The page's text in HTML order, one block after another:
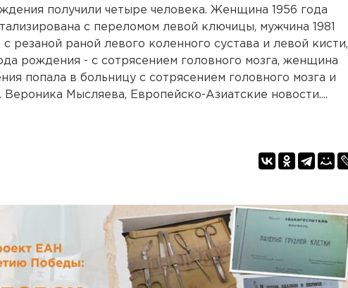
получили четыре человека. Женщина 1956 года
с переломом левой ключицы, мужчина 1981
резаной раной левого коленного сустава и левой кисти,
рождения - с сотрясением головного мозга, женщина
попала в больницу с сотрясением головного мозга и
Вероника Мысляева, Европейско-Азиатские новости....